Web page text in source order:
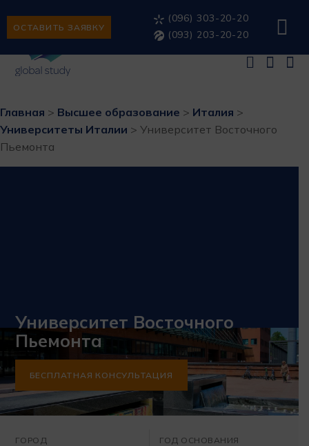
ОСТАВИТЬ ЗАЯВКУ
(096) 303-20-20
(093) 203-20-20
Главная > Высшее образование > Италия >
Университеты Италии > Университет Восточного
Пьемонта
Университет Восточного
Пьемонта
БЕСПЛАТНАЯ КОНСУЛЬТАЦИЯ
ГОРОД ГОД ОСНОВАНИЯ